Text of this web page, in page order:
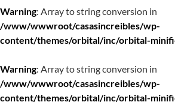
Warning: Array to string conversion in
/www/wwwroot/casasincreibles/wp-
content/themes/orbital/inc/orbital-
Warning: Array to string conversion in
/www/wwwroot/casasincreibles/wp-
content/themes/orbital/inc/orbital-